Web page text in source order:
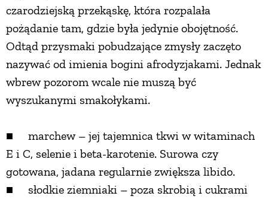
czarodziejską przekąskę, która rozpalała
pożądanie tam, gdzie była jedynie obojętność.
Odtąd przysmaki pobudzające zmysły zaczęto
nazywać od imienia bogini afrodyzjakami. Jednak
wbrew pozorom wcale nie muszą być
wyszukanymi smakołykami.
■ marchew – jej tajemnica tkwi w witaminach
E i C, selenie i beta-karotenie. Surowa czy
gotowana, jadana regularnie zwiększa libido.
■ słodkie ziemniaki – poza skrobią i cukrami